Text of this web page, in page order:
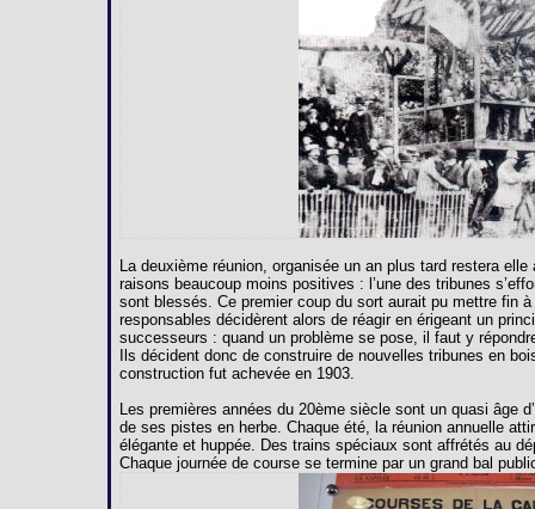
La deuxième réunion, organisée un an plus tard restera
raisons beaucoup moins positives : l’une des tribunes
sont blessés. Ce premier coup du sort aurait pu mettre fin à
responsables décidèrent alors de réagir en érigeant un
successeurs : quand un problème se pose, il faut y
Ils décident donc de construire de nouvelles tribunes en
construction fut achevée en 1903.
Les premières années du 20ème siècle sont un quasi âge
de ses pistes en herbe. Chaque été, la réunion annuelle
élégante et huppée. Des trains spéciaux sont affrétés au
Chaque journée de course se termine par un grand bal